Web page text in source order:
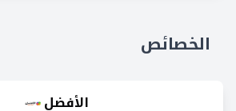
الخصائص
الأفضل